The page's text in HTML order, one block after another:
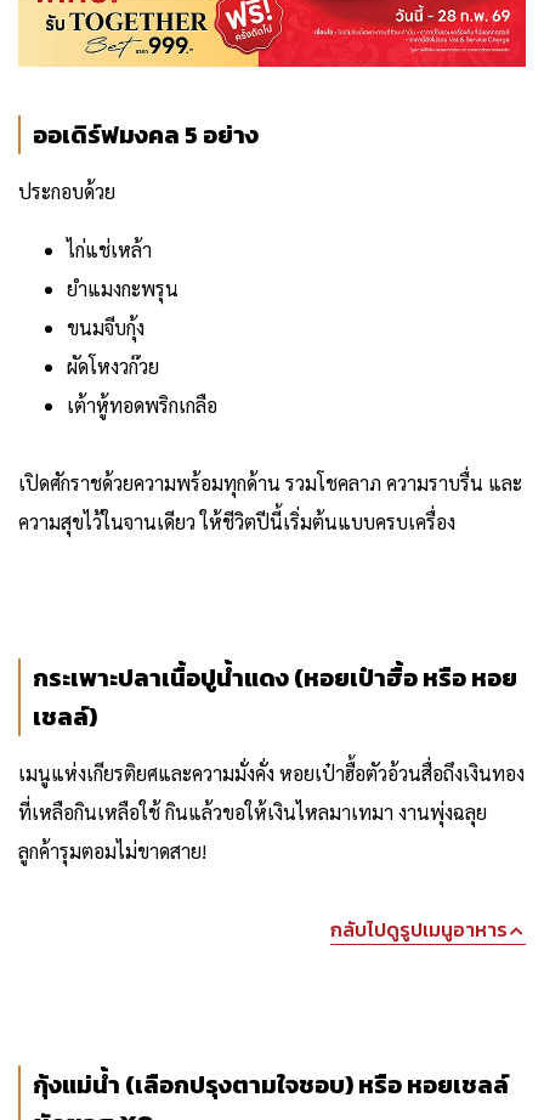
ออเดิร์ฟมงคล 5 อย่าง
ประกอบด้วย
ไก่แช่เหล้า
ยำแมงกะพรุน
ขนมจีบกุ้ง
ผัดโหงวก๊วย
เต้าหู้ทอดพริกเกลือ
เปิดศักราชด้วยความพร้อมทุกด้าน รวมโชคลาภ ความราบรื่น และ
ความสุขไว้ในจานเดียว ให้ชีวิตปีนี้เริ่มต้นแบบครบเครื่อง
กระเพาะปลาเนื้อปูน้ำแดง (หอยเป๋าฮื้อ หรือ หอย
เชลล์)
เมนูแห่งเกียรติยศและความมั่งคั่ง หอยเป๋าฮื้อตัวอ้วนสื่อถึงเงินทอง
ที่เหลือกินเหลือใช้ กินแล้วขอให้เงินไหลมาเทมา งานพุ่งฉลุย
ลูกค้ารุมตอมไม่ขาดสาย!
กลับไปดูรูปเมนูอาหาร
กุ้งแม่น้ำ (เลือกปรุงตามใจชอบ) หรือ หอยเชลล์